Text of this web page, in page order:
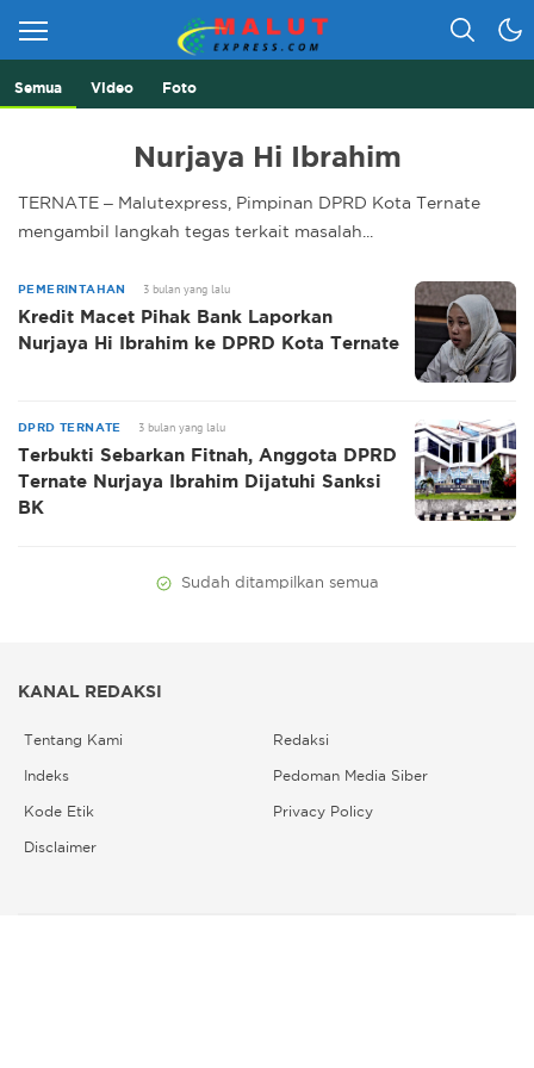
Malut Express
Berita Lebih Cepat
Semua Video Foto
Nurjaya Hi Ibrahim
TERNATE – Malutexpress, Pimpinan DPRD Kota Ternate
mengambil langkah tegas terkait masalah...
PEMERINTAHAN 3 bulan yang lalu
Kredit Macet Pihak Bank Laporkan
Nurjaya Hi Ibrahim ke DPRD Kota Ternate
DPRD TERNATE 3 bulan yang lalu
Terbukti Sebarkan Fitnah, Anggota DPRD
Ternate Nurjaya Ibrahim Dijatuhi Sanksi
BK
Sudah ditampilkan semua
KANAL REDAKSI
Tentang Kami Redaksi
Indeks Pedoman Media Siber
Kode Etik Privacy Policy
Disclaimer